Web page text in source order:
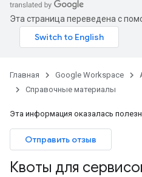
Эта страница переведена с
Главная Google Workspace
Справочные материалы
Эта информация оказалась
Отправить отзыв
Квоты для